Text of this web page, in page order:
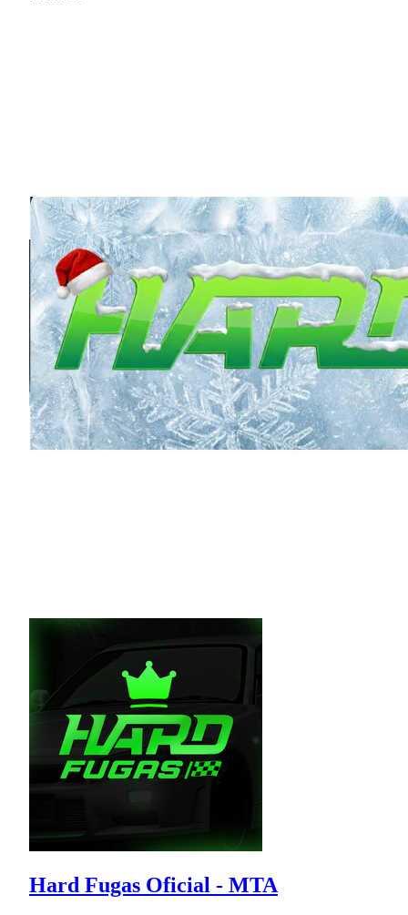
Hard Fugas Oficial - MTA